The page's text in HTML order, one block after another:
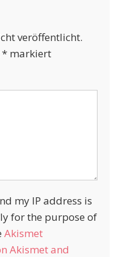
veröffentlicht.
*markiert
my IP address is
for the purpose of
Akismet
Akismet and